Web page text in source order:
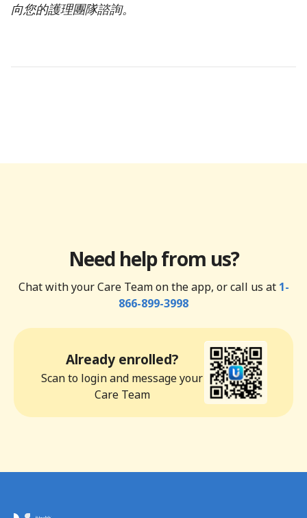
向您的護理團隊諮詢。
Need help from us?
Chat with your Care Team on the app, or call us at 1-
866-899-3998
Already enrolled?
Scan to login and message your
Care Team